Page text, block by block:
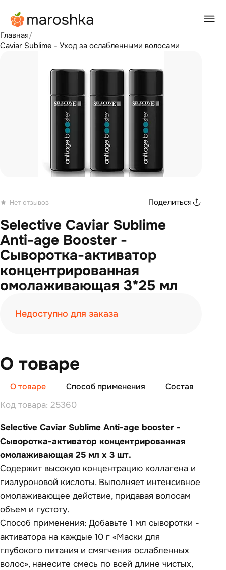
Главная/
Caviar Sublime - Уход за ослабленными волосами
Нет отзывов Поделиться
Selective Caviar Sublime
Anti-age Вooster -
Сыворотка-активатор
концентрированная
омолаживающая 3*25 мл
Недоступно для заказа
О товаре
О товаре Способ применения Состав
Код товара: 25360
Selective Caviar Sublime Anti-age booster -
Сыворотка-активатор концентрированная
омолаживающая 25 мл х 3 шт.
Содержит высокую концентрацию коллагена и
гиалуроновой кислоты. Выполняет интенсивное
омолаживающее действие, придавая волосам
объем и густоту.
Способ применения: Добавьте 1 мл сыворотки -
активатора на каждые 10 г «Маски для
глубокого питания и смягчения ослабленных
волос», нанесите смесь по всей длине чистых,